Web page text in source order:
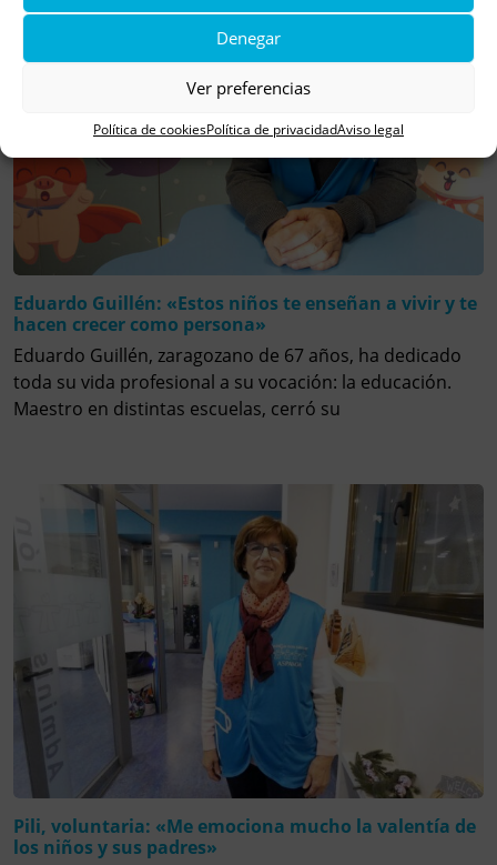
Denegar
Ver preferencias
Política de cookiesPolítica de privacidadAviso legal
Eduardo Guillén: «Estos niños te enseñan a vivir y te
hacen crecer como persona»
Eduardo Guillén, zaragozano de 67 años, ha dedicado
toda su vida profesional a su vocación: la educación.
Maestro en distintas escuelas, cerró su
Pili, voluntaria: «Me emociona mucho la valentía de
los niños y sus padres»